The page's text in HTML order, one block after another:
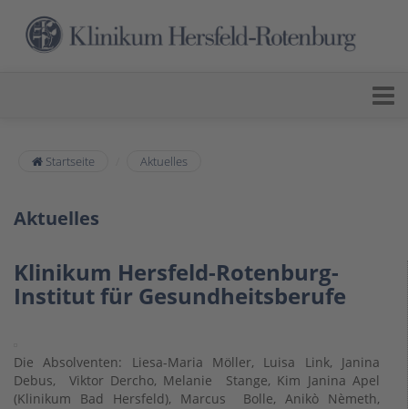
Startseite Aktuelles
Aktuelles
Klinikum Hersfeld-Rotenburg-
Institut für Gesundheitsberufe
Die Absolventen: Liesa-Maria Möller, Luisa Link, Janina
Debus, Viktor Dercho, Melanie Stange, Kim Janina Apel
(Klinikum Bad Hersfeld), Marcus Bolle, Anikò Nèmeth,